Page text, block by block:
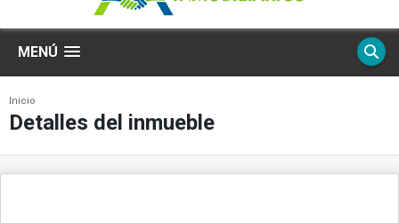
MENÚ
Inicio
Detalles del inmueble